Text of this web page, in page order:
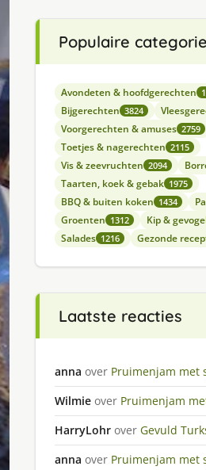
Populaire
Avondeten & hoofdgerechten
Bijgerechten 3824
Voorgerechten & amuses 2759
Toetjes & nagerechten 2115
Vis & zeevruchten 2094
Taarten, koek & gebak 1975
BBQ & buiten koken 1434
Groenten 1312 Kip &
Salades 1216 Gezonde
Laatste reacties
anna over Pruimenjam met
Wilmie over Pruimenjam
HarryLohr over Gevuld
anna over Pruimenjam met